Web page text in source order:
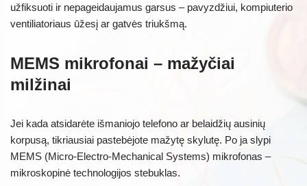
užfiksuoti ir nepageidaujamus garsus – pavyzdžiui, kompiuterio
ventiliatoriaus ūžesį ar gatvės triukšmą.
MEMS mikrofonai – mažyčiai
milžinai
Jei kada atsidarėte išmaniojo telefono ar belaidžių ausinių
korpusą, tikriausiai pastebėjote mažytę skylutę. Po ja slypi
MEMS (Micro-Electro-Mechanical Systems) mikrofonas –
mikroskopinė technologijos stebuklas.